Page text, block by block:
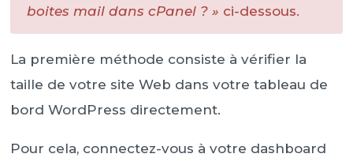
boites mail dans cPanel ? » ci-dessous.
La première méthode consiste à vérifier la
taille de votre site Web dans votre tableau de
bord WordPress directement.
Pour cela, connectez-vous à votre dashboard